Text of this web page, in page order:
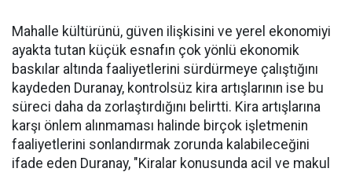
Mahalle kültürünü, güven ilişkisini ve yerel ekonomiyi
ayakta tutan küçük esnafın çok yönlü ekonomik
baskılar altında faaliyetlerini sürdürmeye çalıştığını
kaydeden Duranay, kontrolsüz kira artışlarının ise bu
süreci daha da zorlaştırdığını belirtti. Kira artışlarına
karşı önlem alınmaması halinde birçok işletmenin
faaliyetlerini sonlandırmak zorunda kalabileceğini
ifade eden Duranay, "Kiralar konusunda acil ve makul